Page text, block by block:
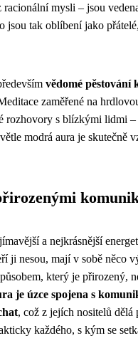
mysli – jsou
jsou tak oblíbení jako
vědomé pěstování
zaměřené na
rozhovory s blízkými lidmi –
modrá aura je skutečně
a nejkrásnější
ji nesou, mají v sobě něco
který je přirozený,
je úzce spojena s
, což z jejích nositelů dělá
každého, s kým se